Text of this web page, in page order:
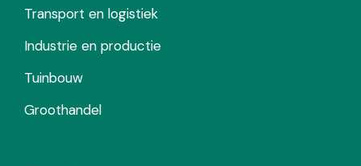
Transport en logistiek
Industrie en productie
Tuinbouw
Groothandel